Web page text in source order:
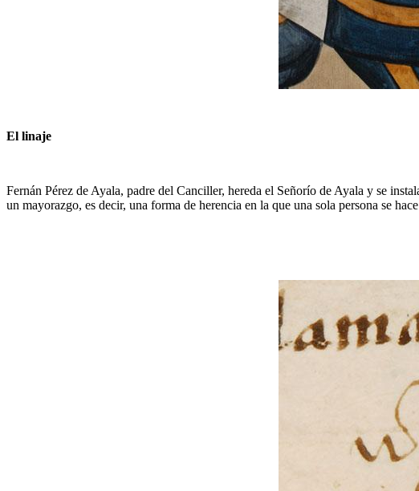
El linaje
Fernán Pérez de Ayala, padre del Canciller, hereda el Señorío de Ayala y se
un mayorazgo, es decir, una forma de herencia en la que una sola persona se